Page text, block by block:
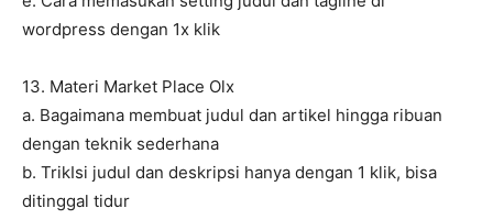
wordpress dengan 1x klik
13. Materi Market Place Olx
a. Bagaimana membuat judul dan artikel hingga ribuan
dengan teknik sederhana
b. TrikIsi judul dan deskripsi hanya dengan 1 klik, bisa
ditinggal tidur